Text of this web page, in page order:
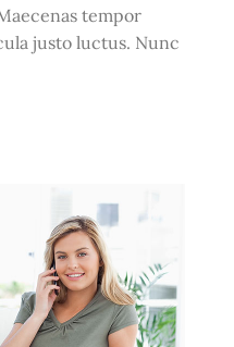
tempor
justo luctus. Nunc